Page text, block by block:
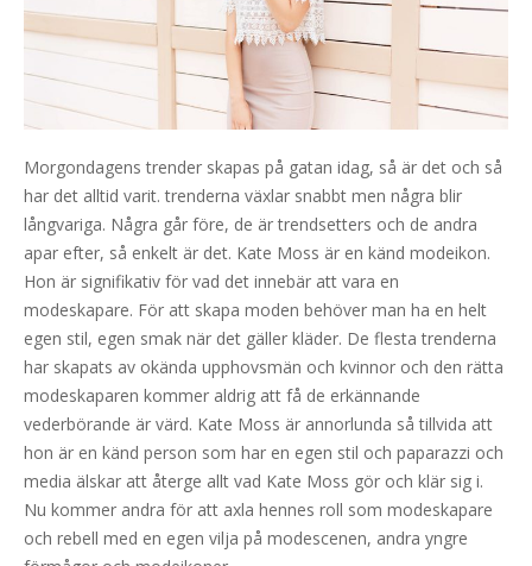
Morgondagens trender skapas på gatan idag, så är det och så
har det alltid varit. trenderna växlar snabbt men några blir
långvariga. Några går före, de är trendsetters och de andra
apar efter, så enkelt är det. Kate Moss är en känd modeikon.
Hon är signifikativ för vad det innebär att vara en
modeskapare. För att skapa moden behöver man ha en helt
egen stil, egen smak när det gäller kläder. De flesta trenderna
har skapats av okända upphovsmän och kvinnor och den rätta
modeskaparen kommer aldrig att få de erkännande
vederbörande är värd. Kate Moss är annorlunda så tillvida att
hon är en känd person som har en egen stil och paparazzi och
media älskar att återge allt vad Kate Moss gör och klär sig i.
Nu kommer andra för att axla hennes roll som modeskapare
och rebell med en egen vilja på modescenen, andra yngre